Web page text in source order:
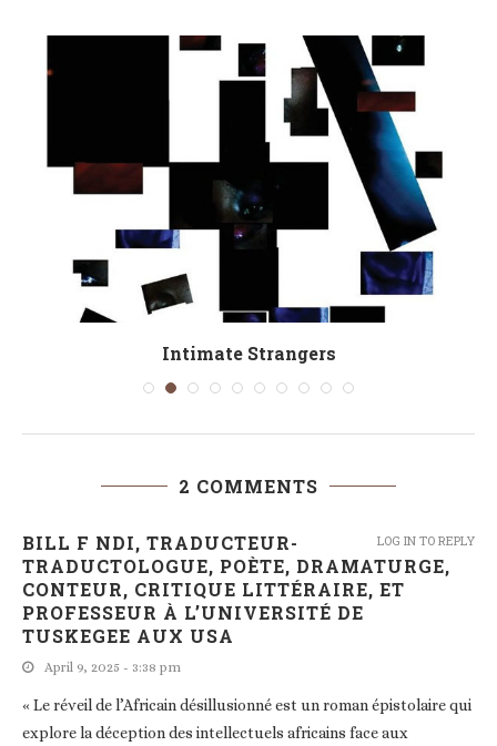
Intimate Strangers
2 COMMENTS
BILL F NDI, TRADUCTEUR-
TRADUCTOLOGUE, POÈTE, DRAMATURGE,
CONTEUR, CRITIQUE LITTÉRAIRE, ET
PROFESSEUR À L’UNIVERSITÉ DE
TUSKEGEE AUX USA
April 9, 2025 - 3:38 pm
« Le réveil de l’Africain désillusionné est un roman épistolaire qui
explore la déception des intellectuels africains face aux
LOG IN TO REPLY